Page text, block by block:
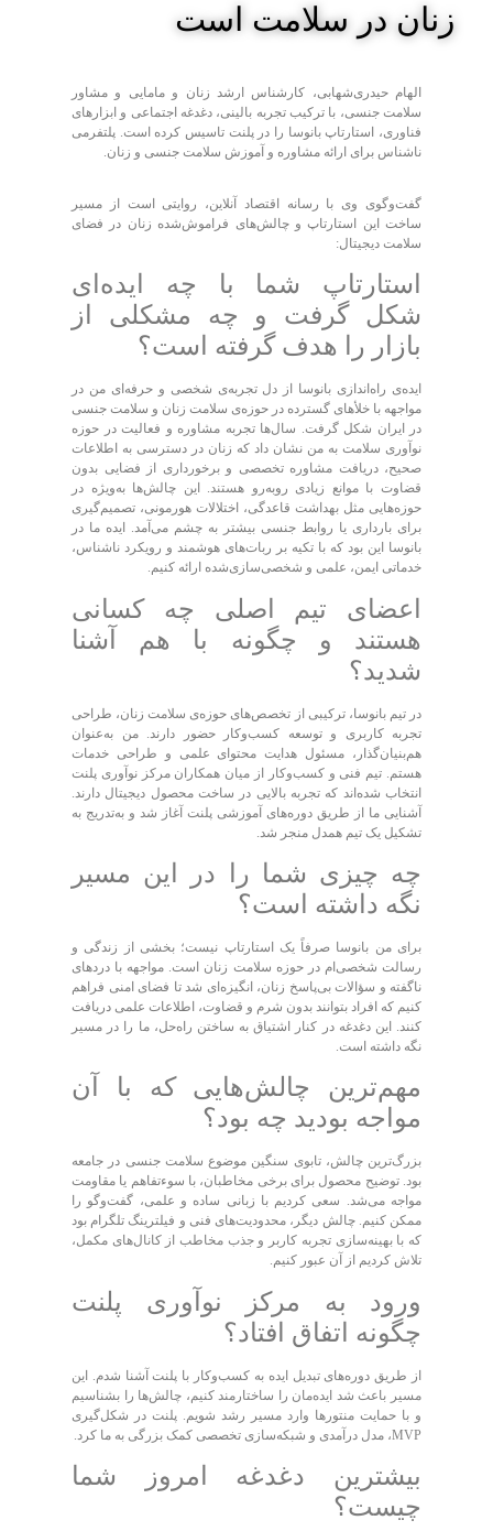
زنان در سلامت است
الهام حیدری‌شهابی، کارشناس ارشد زنان و مامایی و مشاور
سلامت جنسی، با ترکیب تجربه بالینی، دغدغه اجتماعی و ابزارهای
فناوری، استارتاپ بانوسا را در پلنت تاسیس کرده است. پلتفرمی
ناشناس برای ارائه مشاوره و آموزش سلامت جنسی و زنان.
گفت‌وگوی وی با رسانه اقتصاد آنلاین، روایتی است از مسیر
ساخت این استارتاپ و چالش‌های فراموش‌شده زنان در فضای
سلامت دیجیتال:
استارتاپ شما با چه ایده‌ای
شکل گرفت و چه مشکلی از
بازار را هدف گرفته است؟
ایده‌ی راه‌اندازی بانوسا از دل تجربه‌ی شخصی و حرفه‌ای من در
مواجهه با خلأ‌های گسترده در حوزه‌ی سلامت زنان و سلامت جنسی
در ایران شکل گرفت. سال‌ها تجربه‌ مشاوره و فعالیت در حوزه
نوآوری سلامت به من نشان داد که زنان در دسترسی به اطلاعات
صحیح، دریافت مشاوره تخصصی و برخورداری از فضایی بدون
قضاوت با موانع زیادی روبه‌رو هستند. این چالش‌ها به‌ویژه در
حوزه‌هایی مثل بهداشت قاعدگی، اختلالات هورمونی، تصمیم‌گیری
برای بارداری یا روابط جنسی بیشتر به چشم می‌آمد. ایده ما در
بانوسا این بود که با تکیه بر ربات‌های هوشمند و رویکرد ناشناس،
خدماتی ایمن، علمی و شخصی‌سازی‌شده ارائه کنیم.
اعضای تیم اصلی چه کسانی
هستند و چگونه با هم آشنا
شدید؟
در تیم بانوسا، ترکیبی از تخصص‌های حوزه‌ی سلامت زنان، طراحی
تجربه کاربری و توسعه کسب‌وکار حضور دارند. من به‌عنوان
هم‌بنیان‌گذار، مسئول هدایت محتوای علمی و طراحی خدمات
هستم. تیم فنی و کسب‌وکار از میان همکاران مرکز نوآوری پلنت
انتخاب شده‌اند که تجربه بالایی در ساخت محصول دیجیتال دارند.
آشنایی ما از طریق دوره‌های آموزشی پلنت آغاز شد و به‌تدریج به
تشکیل یک تیم همدل منجر شد.
چه چیزی شما را در این مسیر
نگه داشته است؟
برای من بانوسا صرفاً یک استارتاپ نیست؛ بخشی از زندگی و
رسالت شخصی‌ام در حوزه سلامت زنان است. مواجهه با درد‌های
ناگفته و سؤالات بی‌پاسخ زنان، انگیزه‌ای شد تا فضای امنی فراهم
کنیم که افراد بتوانند بدون شرم و قضاوت، اطلاعات علمی دریافت
کنند. این دغدغه در کنار اشتیاق به ساختن راه‌حل، ما را در مسیر
نگه داشته است.
مهم‌ترین چالش‌هایی که با آن
مواجه بودید چه بود؟
بزرگ‌ترین چالش، تابوی سنگین موضوع سلامت جنسی در جامعه
بود. توضیح محصول برای برخی مخاطبان، با سوءتفاهم یا مقاومت
مواجه می‌شد. سعی کردیم با زبانی ساده و علمی، گفت‌و‌گو را
ممکن کنیم. چالش دیگر، محدودیت‌های فنی و فیلترینگ تلگرام بود
که با بهینه‌سازی تجربه کاربر و جذب مخاطب از کانال‌های مکمل،
تلاش کردیم از آن عبور کنیم.
ورود به مرکز نوآوری پلنت
چگونه اتفاق افتاد؟
از طریق دوره‌های تبدیل ایده به کسب‌وکار با پلنت آشنا شدم. این
مسیر باعث شد ایده‌مان را ساختارمند کنیم، چالش‌ها را بشناسیم
و با حمایت منتور‌ها وارد مسیر رشد شویم. پلنت در شکل‌گیری
MVP، مدل درآمدی و شبکه‌سازی تخصصی کمک بزرگی به ما کرد.
بیشترین دغدغه امروز شما
چیست؟